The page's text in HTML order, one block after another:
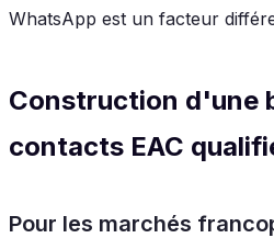
WhatsApp est un facteur
Construction d'une
contacts EAC
Pour les marchés